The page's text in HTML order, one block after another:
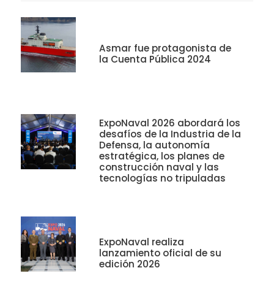
Asmar fue protagonista de
la Cuenta Pública 2024
ExpoNaval 2026 abordará los
desafíos de la Industria de la
Defensa, la autonomía
estratégica, los planes de
construcción naval y las
tecnologías no tripuladas
ExpoNaval realiza
lanzamiento oficial de su
edición 2026